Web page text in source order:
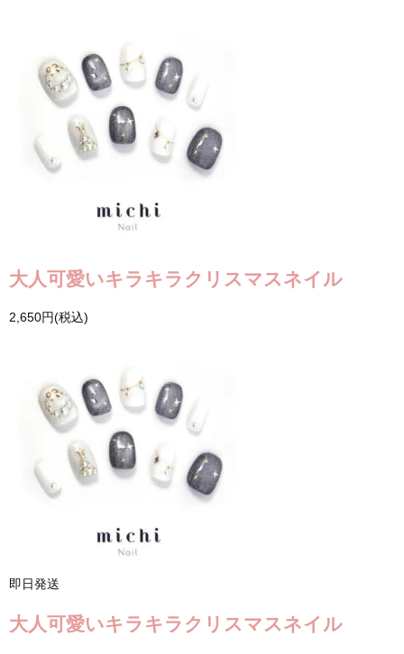
大人可愛いキラキラクリスマスネイル
2,650円(税込)
即日発送
大人可愛いキラキラクリスマスネイル